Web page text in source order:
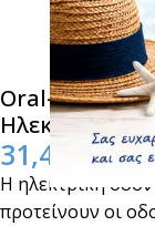
Oral-B Pro
Ηλεκτρικη
31,40
Η ηλεκτρική
προτείνουν οι